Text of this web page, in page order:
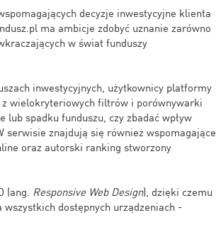
decyzje inwestycyjne klienta
ma ambicje zdobyć uznanie zarówno
w świat funduszy
inwestycyjnych, użytkownicy platformy
wielokryteriowych filtrów i porównywarki
spadku funduszu, czy zbadać wpływ
znajdują się również wspomagające
oraz autorski ranking stworzony
(ang. Responsive Web Design), dzięki czemu
dostępnych urządzeniach -